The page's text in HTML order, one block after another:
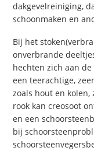
dakgevelreiniging,
schoonmaken en
Bij het
onverbrande
hechten zich aan
een teerachtige,
zoals hout en
rook kan creosoot
en een
bij